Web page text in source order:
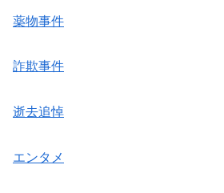
薬物事件
詐欺事件
逝去追悼
エンタメ